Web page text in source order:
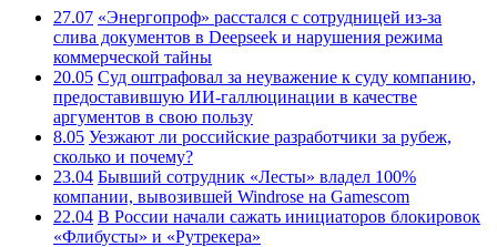
27.07 «Энергопроф» расстался с сотрудницей из-за
слива документов в Deepseek и нарушения режима
коммерческой тайны
20.05 Суд оштрафовал за неуважение к суду компанию,
предоставившую ИИ-галлюцинации в качестве
аргументов в свою пользу
8.05 Уезжают ли российские разработчики за рубеж,
сколько и почему?
23.04 Бывший сотрудник «Лесты» владел 100%
компании, вывозившей Windrose на Gamescom
22.04 В России начали сажать инициаторов блокировок
«Флибусты» и «Рутрекера»